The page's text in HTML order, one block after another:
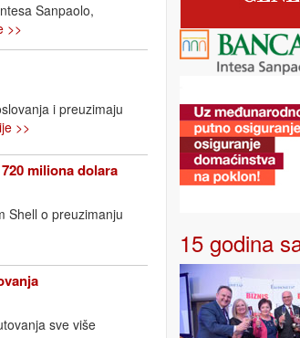
Sanpaolo,
>>
i preuzimaju
>>
miliona dolara
Shell o preuzimanju
sve više
15 godina